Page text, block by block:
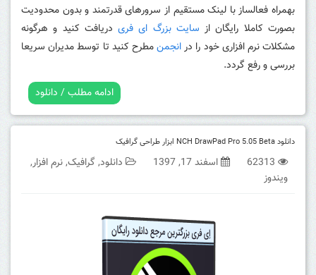
بهمراه فعالساز با لینک مستقیم از سرورهای قدرتمند و بدون محدودیت
بصورت کاملا رایگان از سایت بزرگ ای فریدریافت کنید و هرگونه
مشکلات نرم افزاری خود را درانجمنمطرح کنید تا توسط مدیران سریعا
بررسی و رفع گردد.
ادامه مطلب / دانلود
دانلود NCH DrawPad Pro 5.05 Beta ابزار طراحی گرافیک
62313 اسفند 17, 1397 دانلود, گرافیک,نرم افزار,
ویندوز